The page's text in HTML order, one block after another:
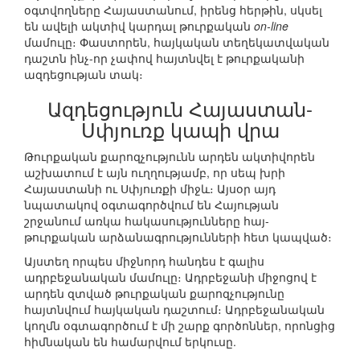
օգտվողները Հայաստանում, իրենց հերթին, սկսել
են ավելի ակտիվ կարդալ թուրքական on-line
մամուլը։ Փաստորեն, հայկական տեղեկատվական
դաշտն ինչ-որ չափով հայտնվել է թուրքականի
ազդեցության տակ։
Ազդեցություն Հայաստան-
Սփյուռք կապի վրա
Թուրքական քարոզչությունն արդեն ակտիվորեն
աշխատում է այն ուղղությամբ, որ սեպ խրի
Հայաստանի ու Սփյուռքի միջև։ Այսօր այդ
նպատակով օգտագործվում են Հայության
շրջանում առկա հակասությունները հայ-
թուրքական արձանագրությունների հետ կապված։
Այստեղ որպես միջնորդ հանդես է գալիս
ադրբեջանական մամուլը։ Ադրբեջանի միջոցով է
արդեն զտված թուրքական քարոզչությունը
հայտնվում հայկական դաշտում։ Ադրբեջանական
կողմն օգտագործում է մի շարք գործոններ, որոնցից
հիմնական են համարվում երկուսը.